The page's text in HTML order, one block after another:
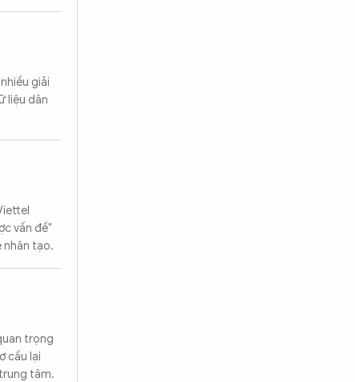
giải
liệu dân
vấn đề"
nhân tạo.
trọng
cấu lại
tâm.